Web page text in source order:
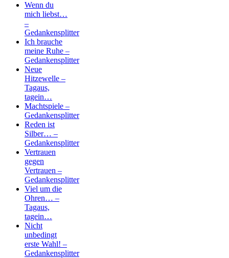
Wenn du
mich liebst…
–
Gedankensplitter
Ich brauche
meine Ruhe –
Gedankensplitter
Neue
Hitzewelle –
Tagaus,
tagein…
Machtspiele –
Gedankensplitter
Reden ist
Silber… –
Gedankensplitter
Vertrauen
gegen
Vertrauen –
Gedankensplitter
Viel um die
Ohren… –
Tagaus,
tagein…
Nicht
unbedingt
erste Wahl! –
Gedankensplitter